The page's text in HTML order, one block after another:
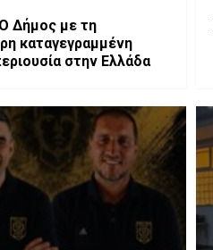
Δήμος με τη
καταγεγραμμένη
στην Ελλάδα